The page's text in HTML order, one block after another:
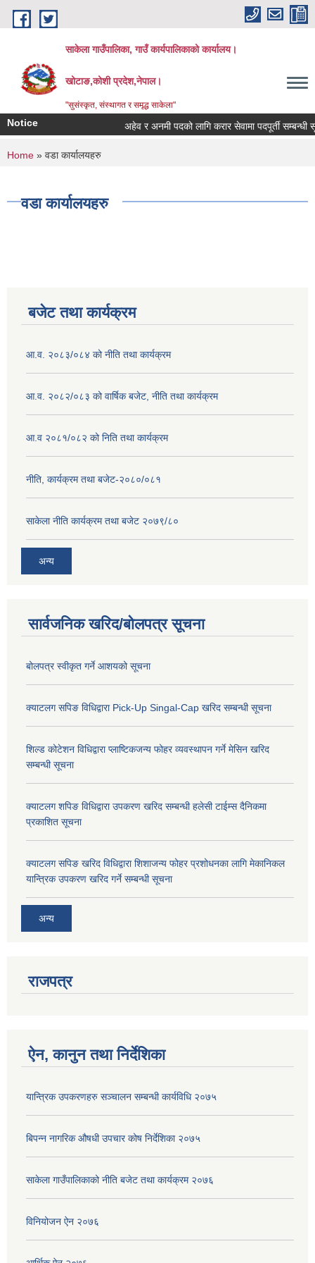
Skip to main content
साकेला गाउँपालिका, गाउँ कार्यपालिकाको कार्यालय।
खोटाङ,कोशी प्रदेश,नेपाल।
"सुसंस्कृत, संस्थागत र समृद्ध साकेला"
Notice अहेव र अनमी पदको लागि करार सेवामा पदपूर्ती सम्बन्धी
You are here
Home » वडा कार्यालयहरु
वडा कार्यालयहरु
बजेट तथा कार्यक्रम
आ.व. २०८३/०८४ को नीति तथा कार्यक्रम
आ.व. २०८२/०८३ को वार्षिक बजेट, नीति तथा कार्यक्रम
आ.व २०८१/०८२ को निति तथा कार्यक्रम
नीति, कार्यक्रम तथा बजेट-२०८०/०८१
साकेला नीति कार्यक्रम तथा बजेट २०७९/८०
अन्य
सार्वजनिक खरिद/बोलपत्र सूचना
बोलपत्र स्वीकृत गर्ने आशयको सूचना
क्याटलग सपिङ विधिद्वारा Pick-Up Singal-Cap खरिद सम्बन्धी सूचना
शिल्ड कोटेशन विधिद्वारा प्लाष्टिकजन्य फोहर व्यवस्थापन गर्ने मेसिन खरिद
सम्बन्धी सूचना
क्याटलग शपिङ विधिद्वारा उपकरण खरिद सम्बन्धी हलेसी टाईम्स दैनिकमा
प्रकाशित सूचना
क्याटलग सपिङ खरिद विधिद्वारा शिशाजन्य फोहर प्रशोधनका लागि मेकानिकल
यान्त्रिक उपकरण खरिद गर्ने सम्बन्धी सूचना
अन्य
राजपत्र
ऐन, कानुन तथा निर्देशिका
यान्त्रिक उपकरणहरु सञ्चालन सम्बन्धी कार्यविधि २०७५
बिपन्न नागरिक ‍‍‌‍औषधी उपचार कोष निर्देशिका २०७५
साकेला गाउँपालिकाको नीति बजेट तथा कार्यक्रम २०७६
विनियोजन ऐन २०७६